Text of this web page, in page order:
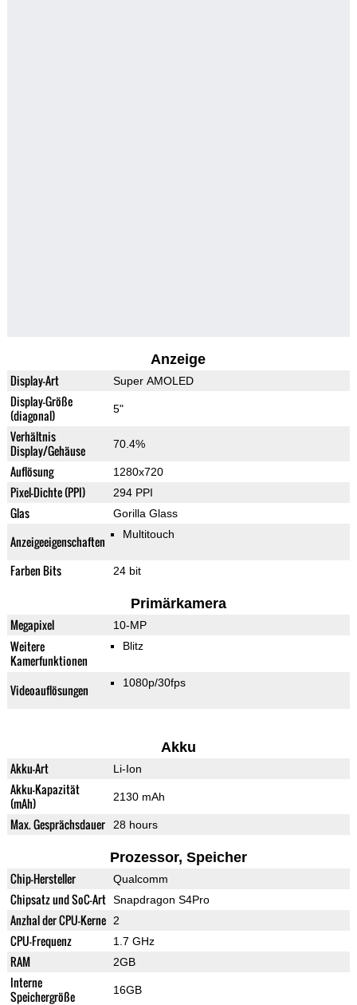
Anzeige
Display-Art Super AMOLED
Display-Größe
(diagonal)
5"
Verhältnis
Display/Gehäuse
70.4%
Auflösung 1280x720
Pixel-Dichte (PPI) 294 PPI
Glas Gorilla Glass
Anzeigeeigenschaften Multitouch
Farben Bits 24 bit
Primärkamera
Megapixel 10-MP
Weitere
Kamerfunktionen
Blitz
Videoauflösungen 1080p/30fps
Akku
Akku-Art Li-Ion
Akku-Kapazität
(mAh)
2130 mAh
Max. Gesprächsdauer 28 hours
Prozessor, Speicher
Chip-Hersteller Qualcomm
Chipsatz und SoC-Art Snapdragon S4Pro
Anzhal der CPU-Kerne 2
CPU-Frequenz 1.7 GHz
RAM 2GB
Interne
Speichergröße
16GB